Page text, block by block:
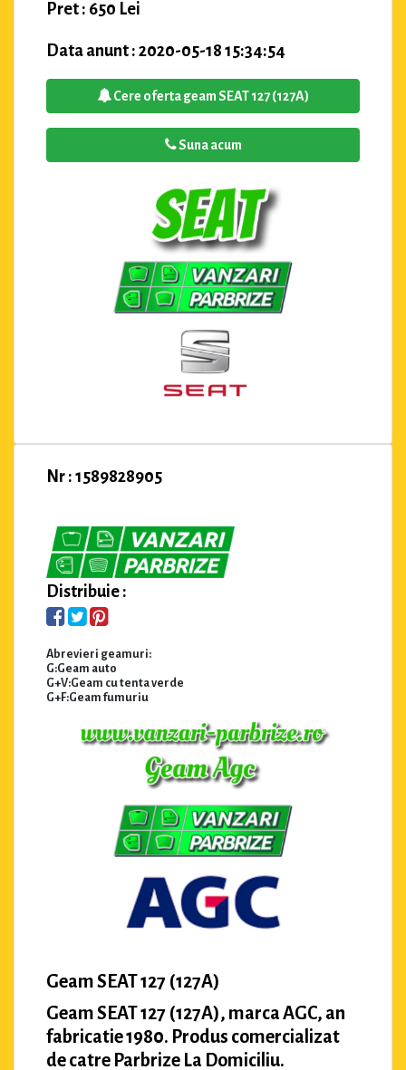
Pret : 650 Lei
Data anunt : 2020-05-18 15:34:54
Cere oferta geam SEAT 127 (127A)
Suna acum
Nr : 1589828905
Distribuie :
Abrevieri geamuri:
G:Geam auto
G+V:Geam cu tenta verde
G+F:Geam fumuriu
Geam SEAT 127 (127A)
Geam SEAT 127 (127A), marca AGC, an
fabricatie 1980. Produs comercializat
de catre Parbrize La Domiciliu.